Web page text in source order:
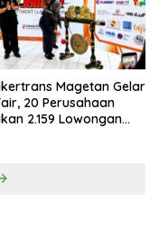
Magetan Gelar
20 Perusahaan
2.159 Lowongan